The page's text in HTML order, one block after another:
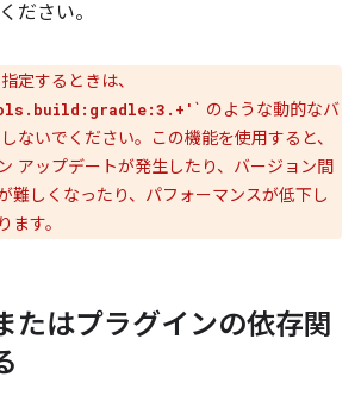
ださい。
定するときは、
` のような動的なバ
ないでください。この機能を使用すると、
アップデートが発生したり、バージョン間
難しくなったり、パフォーマンスが低下し
す。
たはプラグインの依存関